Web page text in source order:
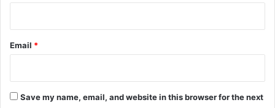
Email *
Save my name, email, and website in this browser for the next